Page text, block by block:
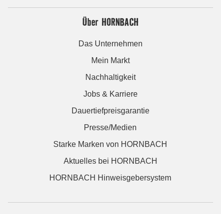
Über HORNBACH
Das Unternehmen
Mein Markt
Nachhaltigkeit
Jobs & Karriere
Dauertiefpreisgarantie
Presse/Medien
Starke Marken von HORNBACH
Aktuelles bei HORNBACH
HORNBACH Hinweisgebersystem